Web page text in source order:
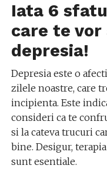
Iata 6
care te vor
depresia!
Depresia este o
zilele noastre, care
incipienta. Este
consideri ca te
si la cateva trucuri
bine. Desigur,
sunt esentiale.